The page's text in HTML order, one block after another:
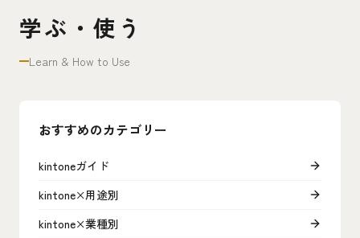
学ぶ・使う
Learn & How to Use
おすすめのカテゴリー
kintoneガイド
kintone×用途別
kintone×業種別